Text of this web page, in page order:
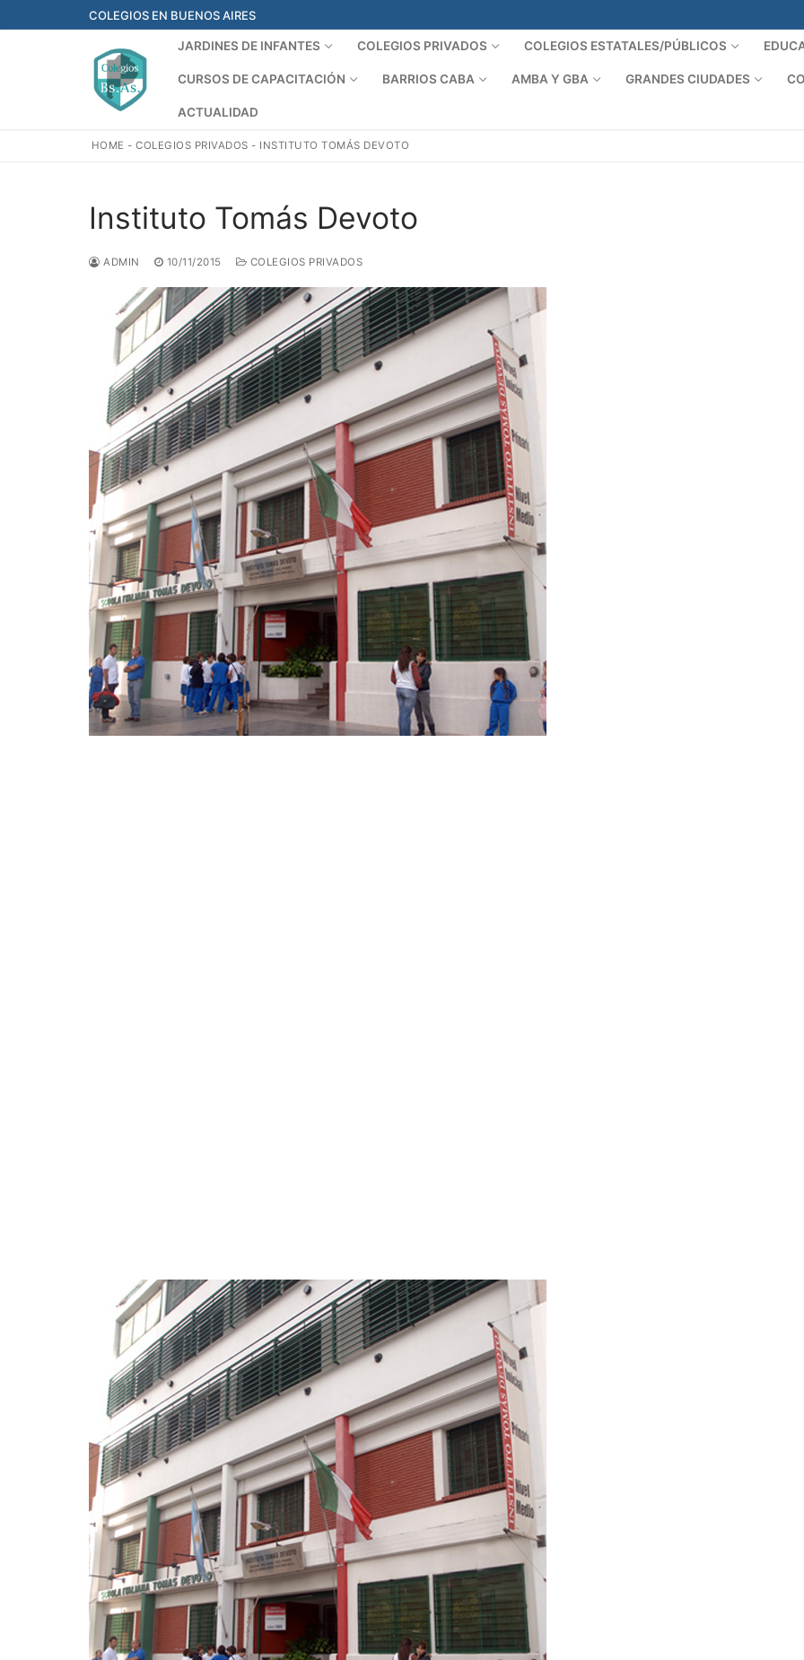
al
COLEGIOS EN BUENOS AIRES
JARDINES DE INFANTES COLEGIOS PRIVADOS COLEGIOS ESTATALES/PÚBLICOS
CURSOS DE CAPACITACIÓN BARRIOS CABA AMBA Y GBA GRANDES CIUDADES
ACTUALIDAD
HOME -COLEGIOS PRIVADOS - INSTITUTO TOMÁS DEVOTO
Instituto Tomás Devoto
ADMIN 10/11/2015 COLEGIOS PRIVADOS